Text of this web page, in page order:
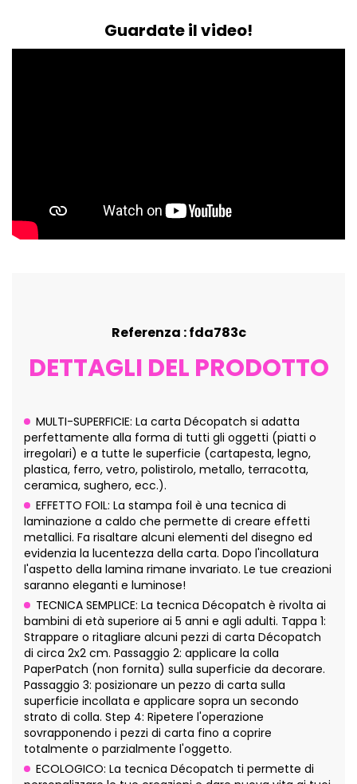
Guardate il video!
Referenza : fda783c
DETTAGLI DEL PRODOTTO
MULTI-SUPERFICIE: La carta Décopatch si adatta
perfettamente alla forma di tutti gli oggetti (piatti o
irregolari) e a tutte le superficie (cartapesta, legno,
plastica, ferro, vetro, polistirolo, metallo, terracotta,
ceramica, sughero, ecc.).
EFFETTO FOIL: La stampa foil è una tecnica di
laminazione a caldo che permette di creare effetti
metallici. Fa risaltare alcuni elementi del disegno ed
evidenzia la lucentezza della carta. Dopo l'incollatura
l'aspetto della lamina rimane invariato. Le tue creazioni
saranno eleganti e luminose!
TECNICA SEMPLICE: La tecnica Décopatch è rivolta ai
bambini di età superiore ai 5 anni e agli adulti. Tappa 1:
Strappare o ritagliare alcuni pezzi di carta Décopatch
di circa 2x2 cm. Passaggio 2: applicare la colla
PaperPatch (non fornita) sulla superficie da decorare.
Passaggio 3: posizionare un pezzo di carta sulla
superficie incollata e applicare sopra un secondo
strato di colla. Step 4: Ripetere l'operazione
sovrapponendo i pezzi di carta fino a coprire
totalmente o parzialmente l'oggetto.
ECOLOGICO: La tecnica Décopatch ti permette di